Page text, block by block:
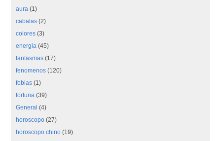
aura (1)
cabalas (2)
colores (3)
energia (45)
fantasmas (17)
fenomenos (120)
fobias (1)
fortuna (39)
General (4)
horoscopo (27)
horoscopo chino (19)